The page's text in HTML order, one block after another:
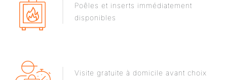
Visite gratuite à domicile avant choix
Poêles et inserts immédiatement
disponibles